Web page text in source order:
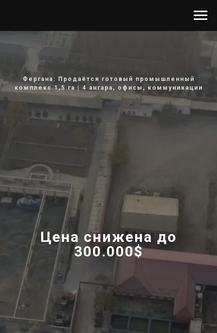
Цена снижена до
300.000$
Фергана: Продаётся готовый промышленный
комплекс 1,5 га | 4 ангара, офисы, коммуникации